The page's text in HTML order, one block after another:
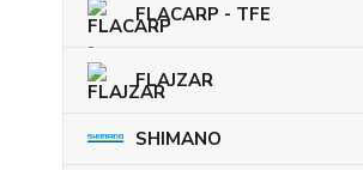
FLACARP - TFE
FLAJZAR
SHIMANO